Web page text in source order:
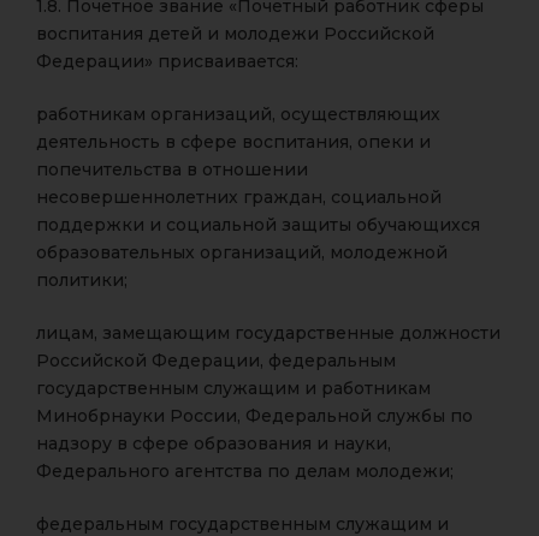
1.8. Почетное звание «Почетный работник сферы
воспитания детей и молодежи Российской
Федерации» присваивается:
работникам организаций, осуществляющих
деятельность в сфере воспитания, опеки и
попечительства в отношении
несовершеннолетних граждан, социальной
поддержки и социальной защиты обучающихся
образовательных организаций, молодежной
политики;
лицам, замещающим государственные должности
Российской Федерации, федеральным
государственным служащим и работникам
Минобрнауки России, Федеральной службы по
надзору в сфере образования и науки,
Федерального агентства по делам молодежи;
федеральным государственным служащим и